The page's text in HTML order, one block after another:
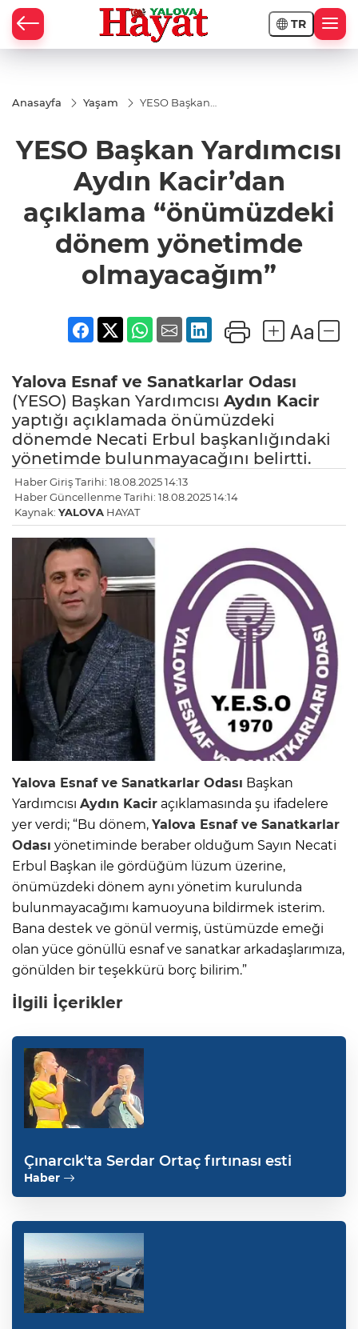
TR
Anasayfa Yaşam
YESO Başkan
Kacir’dan
açıklama
dönem
yönetimde
olmayacağım”
YESO Başkan Yardımcısı
Aydın Kacir’dan
açıklama “önümüzdeki
dönem yönetimde
olmayacağım”
Yalova Esnaf ve Sanatkarlar Odası
(YESO) Başkan Yardımcısı Aydın Kacir
yaptığı açıklamada önümüzdeki
dönemde Necati Erbul başkanlığındaki
yönetimde bulunmayacağını belirtti.
Haber Giriş Tarihi: 18.08.2025 14:13
Haber Güncellenme Tarihi: 18.08.2025 14:14
Kaynak: YALOVA HAYAT
Yalova Esnaf ve Sanatkarlar Odası Başkan
Yardımcısı Aydın Kacir açıklamasında şu ifadelere
yer verdi; “Bu dönem, Yalova Esnaf ve Sanatkarlar
Odası yönetiminde beraber olduğum Sayın Necati
Erbul Başkan ile gördüğüm lüzum üzerine,
önümüzdeki dönem aynı yönetim kurulunda
bulunmayacağımı kamuoyuna bildirmek isterim.
Bana destek ve gönül vermiş, üstümüzde emeği
olan yüce gönüllü esnaf ve sanatkar arkadaşlarımıza,
gönülden bir teşekkürü borç bilirim.”
İlgili İçerikler
Çınarcık'ta Serdar Ortaç fırtınası esti
Haber